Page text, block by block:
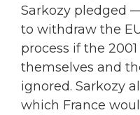
Sarkozy pledged
to withdraw the
process if the
themselves and
ignored. Sarkozy
which France